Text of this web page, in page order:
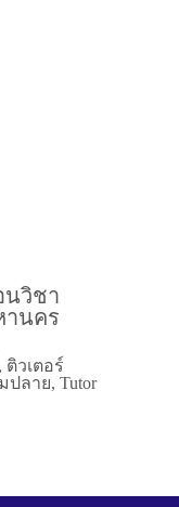
นวิชา
านคร
ติวเตอร์
ลาย, Tutor